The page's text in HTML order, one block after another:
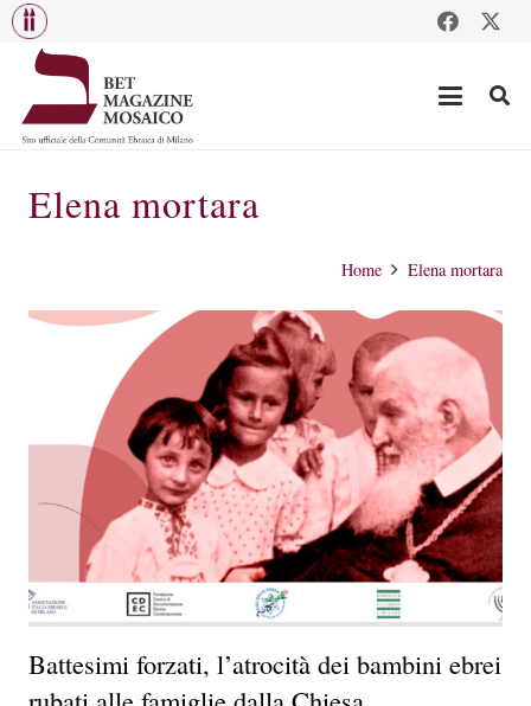
Elena mortara
Home Elena mortara
Battesimi forzati, l’atrocità dei bambini ebrei